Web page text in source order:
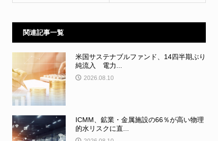
関連記事一覧
米国サステナブルファンド、14四半期ぶり
純流入 電力...
2026.08.10
ICMM、鉱業・金属施設の66％が高い物理
的水リスクに直...